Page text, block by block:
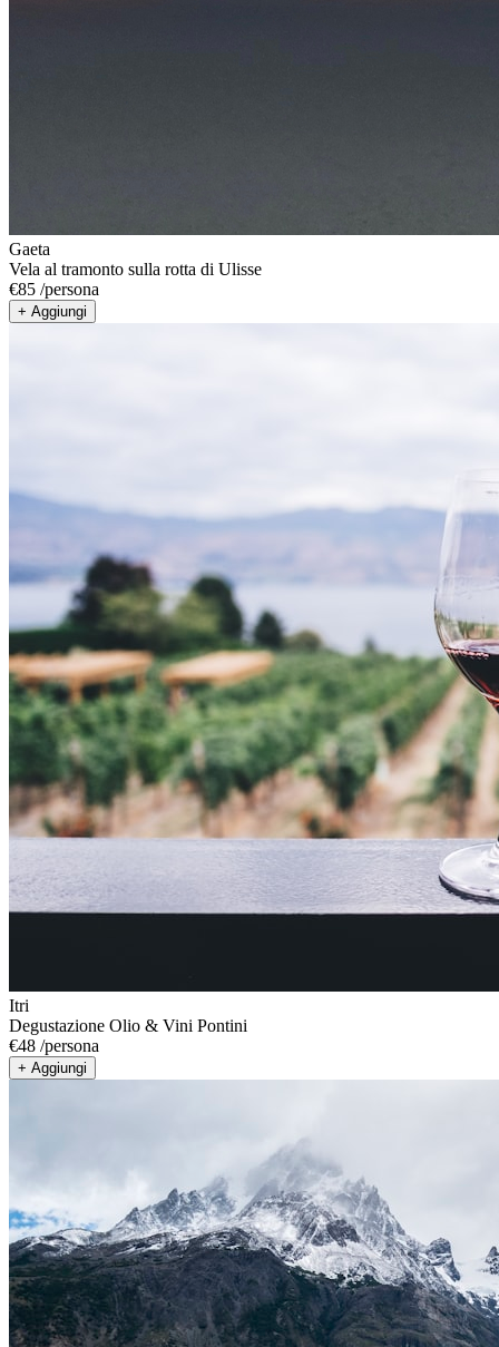
Gaeta
Vela al tramonto sulla rotta di Ulisse
€85 /persona
+ Aggiungi
Itri
Degustazione Olio & Vini Pontini
€48 /persona
+ Aggiungi